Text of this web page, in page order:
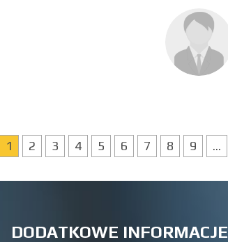
1 2 3 4 5 6 7 8 9 ...
DODATKOWE INFORMACJE